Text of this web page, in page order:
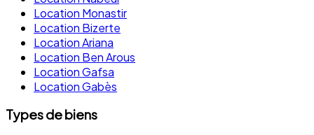
Location Monastir
Location Bizerte
Location Ariana
Location Ben Arous
Location Gafsa
Location Gabès
Types de biens